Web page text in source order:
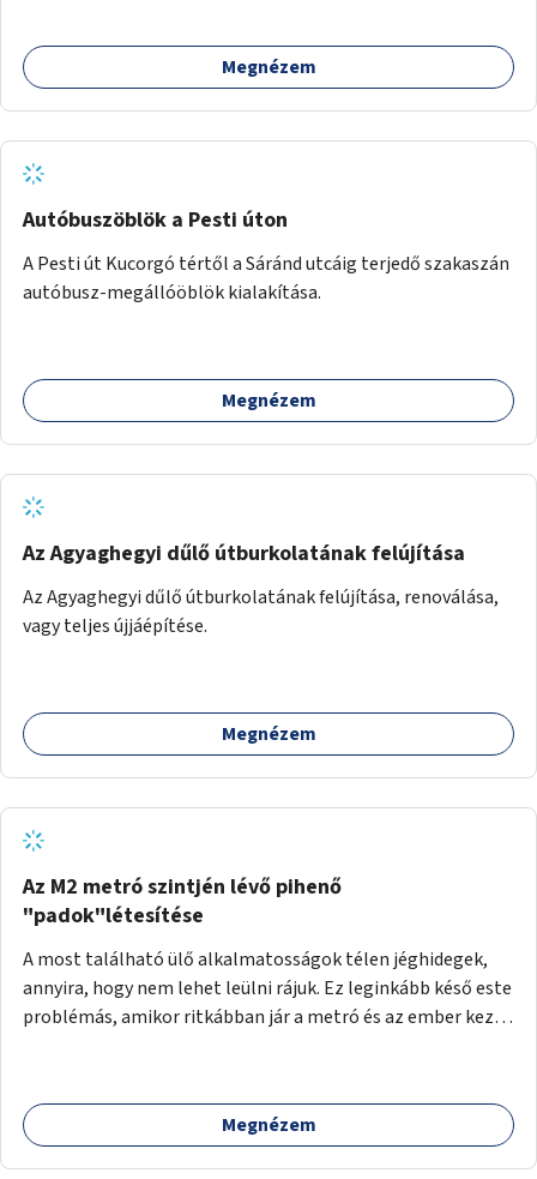
Megnézem
Autóbuszöblök a Pesti úton
A Pesti út Kucorgó tértől a Sáránd utcáig terjedő szakaszán
autóbusz-megállóöblök kialakítása.
Megnézem
Az Agyaghegyi dűlő útburkolatának felújítása
Az Agyaghegyi dűlő útburkolatának felújítása, renoválása,
vagy teljes újjáépítése.
Megnézem
Az M2 metró szintjén lévő pihenő
"padok"létesítése
A most található ülő alkalmatosságok télen jéghidegek,
annyira, hogy nem lehet leülni rájuk. Ez leginkább késő este
problémás, amikor ritkábban jár a metró és az ember keze
Megnézem